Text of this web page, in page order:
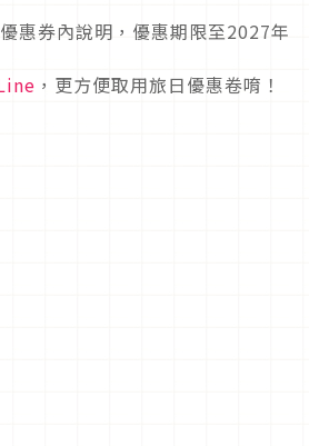
惠券內說明，優惠期限至2027年
，更方便取用旅日優惠卷唷！